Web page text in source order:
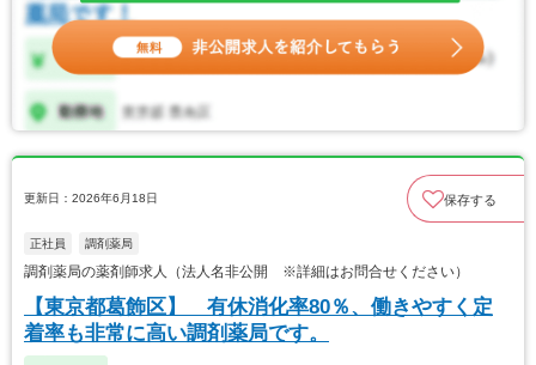
更新日：2026年6月18日 保存する
正社員 調剤薬局
調剤薬局の薬剤師求人（法人名非公開 ※詳細はお問合せください）
【東京都葛飾区】 有休消化率80％、働きやすく定
着率も非常に高い調剤薬局です。